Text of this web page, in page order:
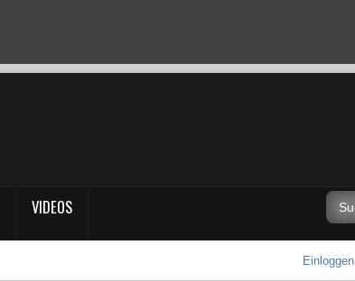
VIDEOS
Einloggen